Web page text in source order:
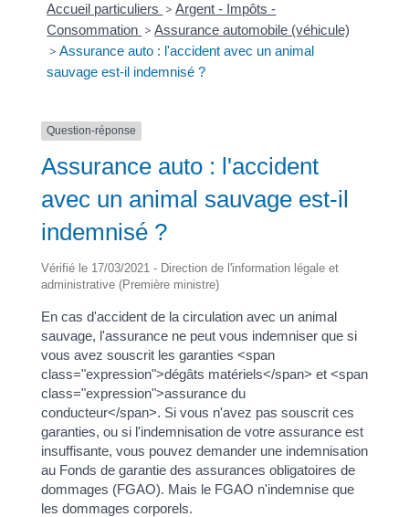
Accueil particuliers > Argent - Impôts -
Consommation > Assurance automobile (véhicule)
> Assurance auto : l'accident avec un animal
sauvage est-il indemnisé ?
Question-réponse
Assurance auto : l'accident
avec un animal sauvage est-il
indemnisé ?
Vérifié le 17/03/2021 - Direction de l'information légale et
administrative (Première ministre)
En cas d'accident de la circulation avec un animal
sauvage, l'assurance ne peut vous indemniser que si
vous avez souscrit les garanties <span
class="expression">dégâts matériels</span> et <span
class="expression">assurance du
conducteur</span>. Si vous n'avez pas souscrit ces
garanties, ou si l'indemnisation de votre assurance est
insuffisante, vous pouvez demander une indemnisation
au Fonds de garantie des assurances obligatoires de
dommages (FGAO). Mais le FGAO n'indemnise que
les dommages corporels.